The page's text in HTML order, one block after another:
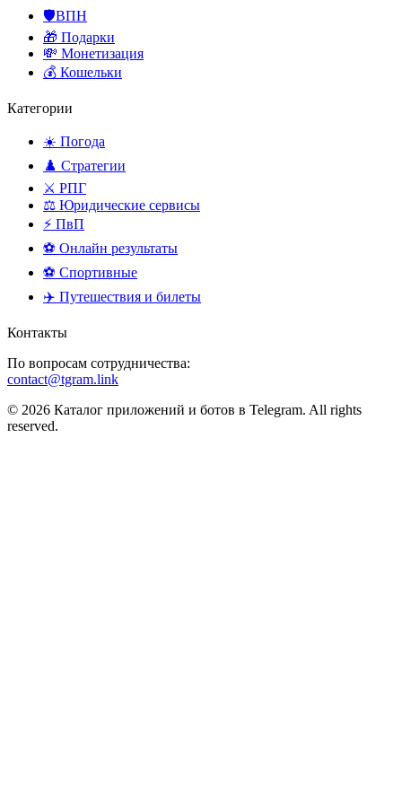
🛡️ВПН
🎁 Подарки
💸 Монетизация
💰 Кошельки
Категории
☀️ Погода
♟️ Стратегии
⚔️ РПГ
⚖️ Юридические сервисы
⚡ ПвП
⚽ Онлайн результаты
⚽ Спортивные
✈️ Путешествия и билеты
Контакты
По вопросам сотрудничества:
contact@tgram.link
© 2026 Каталог приложений и ботов в Telegram. All rights
reserved.